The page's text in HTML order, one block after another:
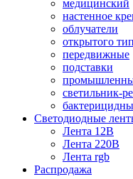
медицинский
настенное
облучатели
открытого
передвижные
подставки
светильник-
Светодиодные
Лента 12В
Лента 220В
Лента rgb
Распродажа